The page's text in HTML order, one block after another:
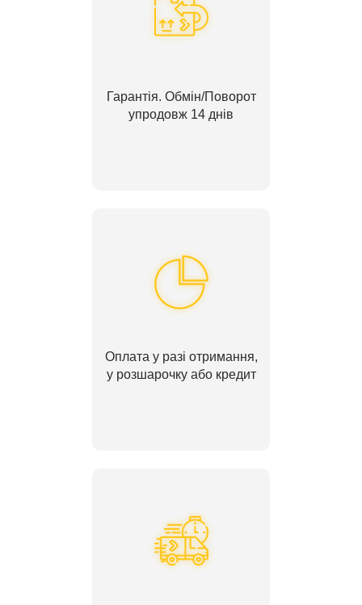
Гарантія. Обмін/Поворот
упродовж 14 днів
Оплата у разі отримання,
у розшарочку або кредит